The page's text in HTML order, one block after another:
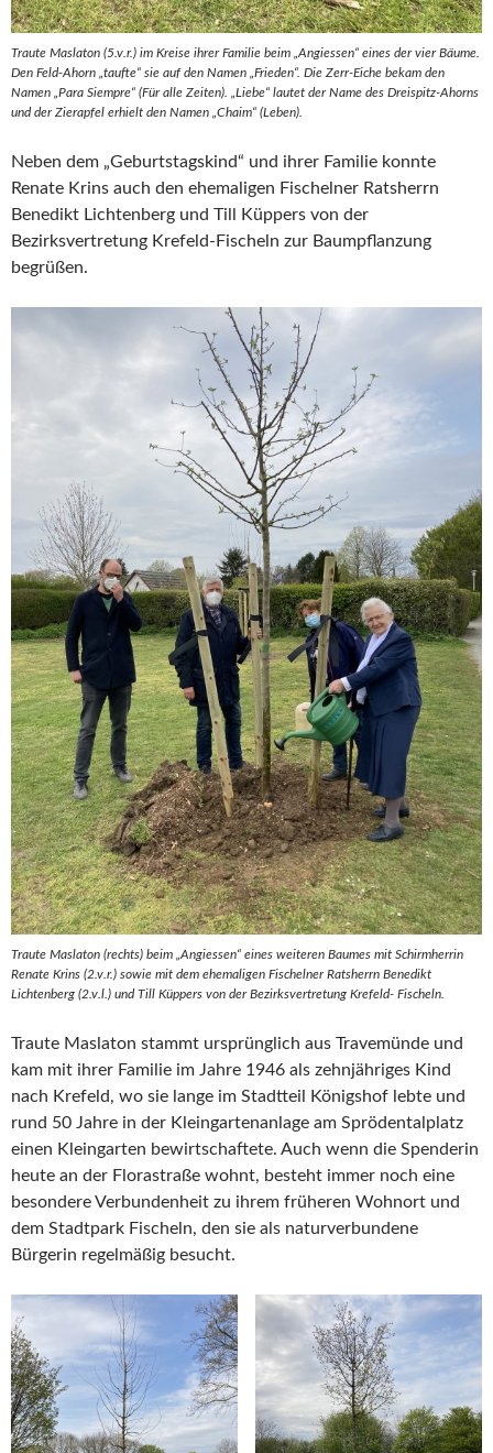
Traute Maslaton (5.v.r.) im Kreise ihrer Familie beim „Angiessen“ eines der vier Bäume.
Den Feld-Ahorn „taufte“ sie auf den Namen „Frieden“. Die Zerr-Eiche bekam den
Namen „Para Siempre“ (Für alle Zeiten). „Liebe“ lautet der Name des Dreispitz-Ahorns
und der Zierapfel erhielt den Namen „Chaim“ (Leben).
Neben dem „Geburtstagskind“ und ihrer Familie konnte
Renate Krins auch den ehemaligen Fischelner Ratsherrn
Benedikt Lichtenberg und Till Küppers von der
Bezirksvertretung Krefeld-Fischeln zur Baumpflanzung
begrüßen.
Traute Maslaton (rechts) beim „Angiessen“ eines weiteren Baumes mit Schirmherrin
Renate Krins (2.v.r.) sowie mit dem ehemaligen Fischelner Ratsherrn Benedikt
Lichtenberg (2.v.l.) und Till Küppers von der Bezirksvertretung Krefeld- Fischeln.
Traute Maslaton stammt ursprünglich aus Travemünde und
kam mit ihrer Familie im Jahre 1946 als zehnjähriges Kind
nach Krefeld, wo sie lange im Stadtteil Königshof lebte und
rund 50 Jahre in der Kleingartenanlage am Sprödentalplatz
einen Kleingarten bewirtschaftete. Auch wenn die Spenderin
heute an der Florastraße wohnt, besteht immer noch eine
besondere Verbundenheit zu ihrem früheren Wohnort und
dem Stadtpark Fischeln, den sie als naturverbundene
Bürgerin regelmäßig besucht.